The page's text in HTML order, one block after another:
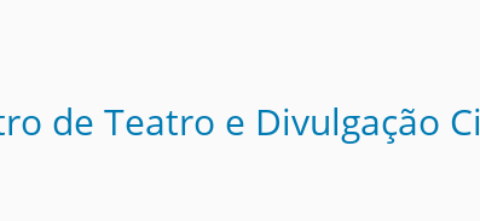
de Teatro e Divulgação